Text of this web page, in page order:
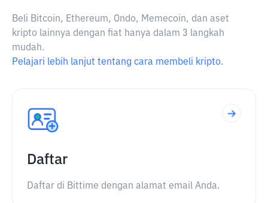
Beli Bitcoin, Ethereum, Ondo, Memecoin, dan aset
kripto lainnya dengan fiat hanya dalam 3 langkah
mudah.
Pelajari lebih lanjut tentang cara membeli kripto.
Daftar
Daftar di Bittime dengan alamat email Anda.